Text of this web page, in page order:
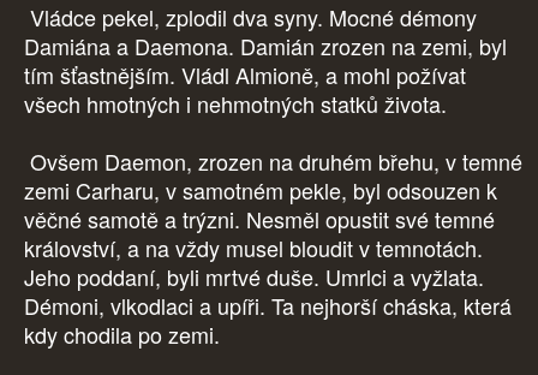
Vládce pekel, zplodil dva syny. Mocné démony
Damiána a Daemona. Damián zrozen na zemi, byl
tím šťastnějším. Vládl Almioně, a mohl požívat
všech hmotných i nehmotných statků života.
Ovšem Daemon, zrozen na druhém břehu, v temné
zemi Carharu, v samotném pekle, byl odsouzen k
věčné samotě a trýzni. Nesměl opustit své temné
království, a na vždy musel bloudit v temnotách.
Jeho poddaní, byli mrtvé duše. Umrlci a vyžlata.
Démoni, vlkodlaci a upíři. Ta nejhorší cháska, která
kdy chodila po zemi.